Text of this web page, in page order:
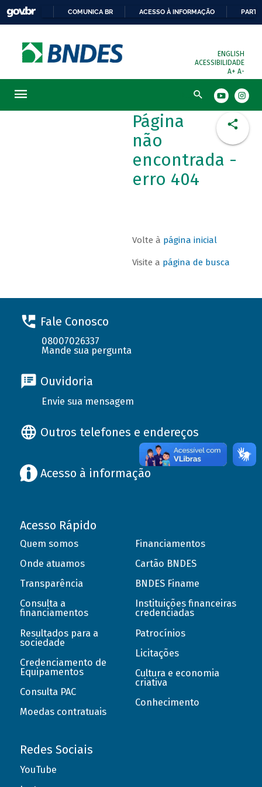
COMUNICA BR ACESSO À INFORMAÇÃO
ENGLISH
ACESSIBILIDADE
A+ A-
Busca
Página
não
encontrada -
erro 404
Volte à página inicial
Visite a página de busca
Fale Conosco
08007026337
Mande sua pergunta
Ouvidoria
Envie sua mensagem
Outros telefones e endereços
Acesso à informação
Acesso Rápido
Quem somos
Onde atuamos
Transparência
Consulta a
financiamentos
Resultados para a
sociedade
Credenciamento de
Equipamentos
Consulta PAC
Moedas contratuais
Financiamentos
Cartão BNDES
BNDES Finame
Instituições financeiras
credenciadas
Patrocínios
Licitações
Cultura e economia
criativa
Conhecimento
Redes Sociais
YouTube